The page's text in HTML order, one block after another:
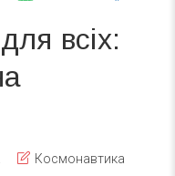
всіх:
Космонавтика